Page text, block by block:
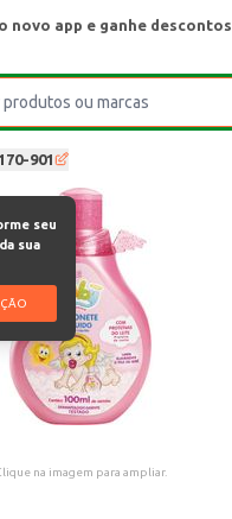
novo app e ganhe descontos
901
seu
sua
na imagem para ampliar.